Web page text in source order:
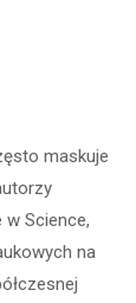
maskuje
w Science,
na